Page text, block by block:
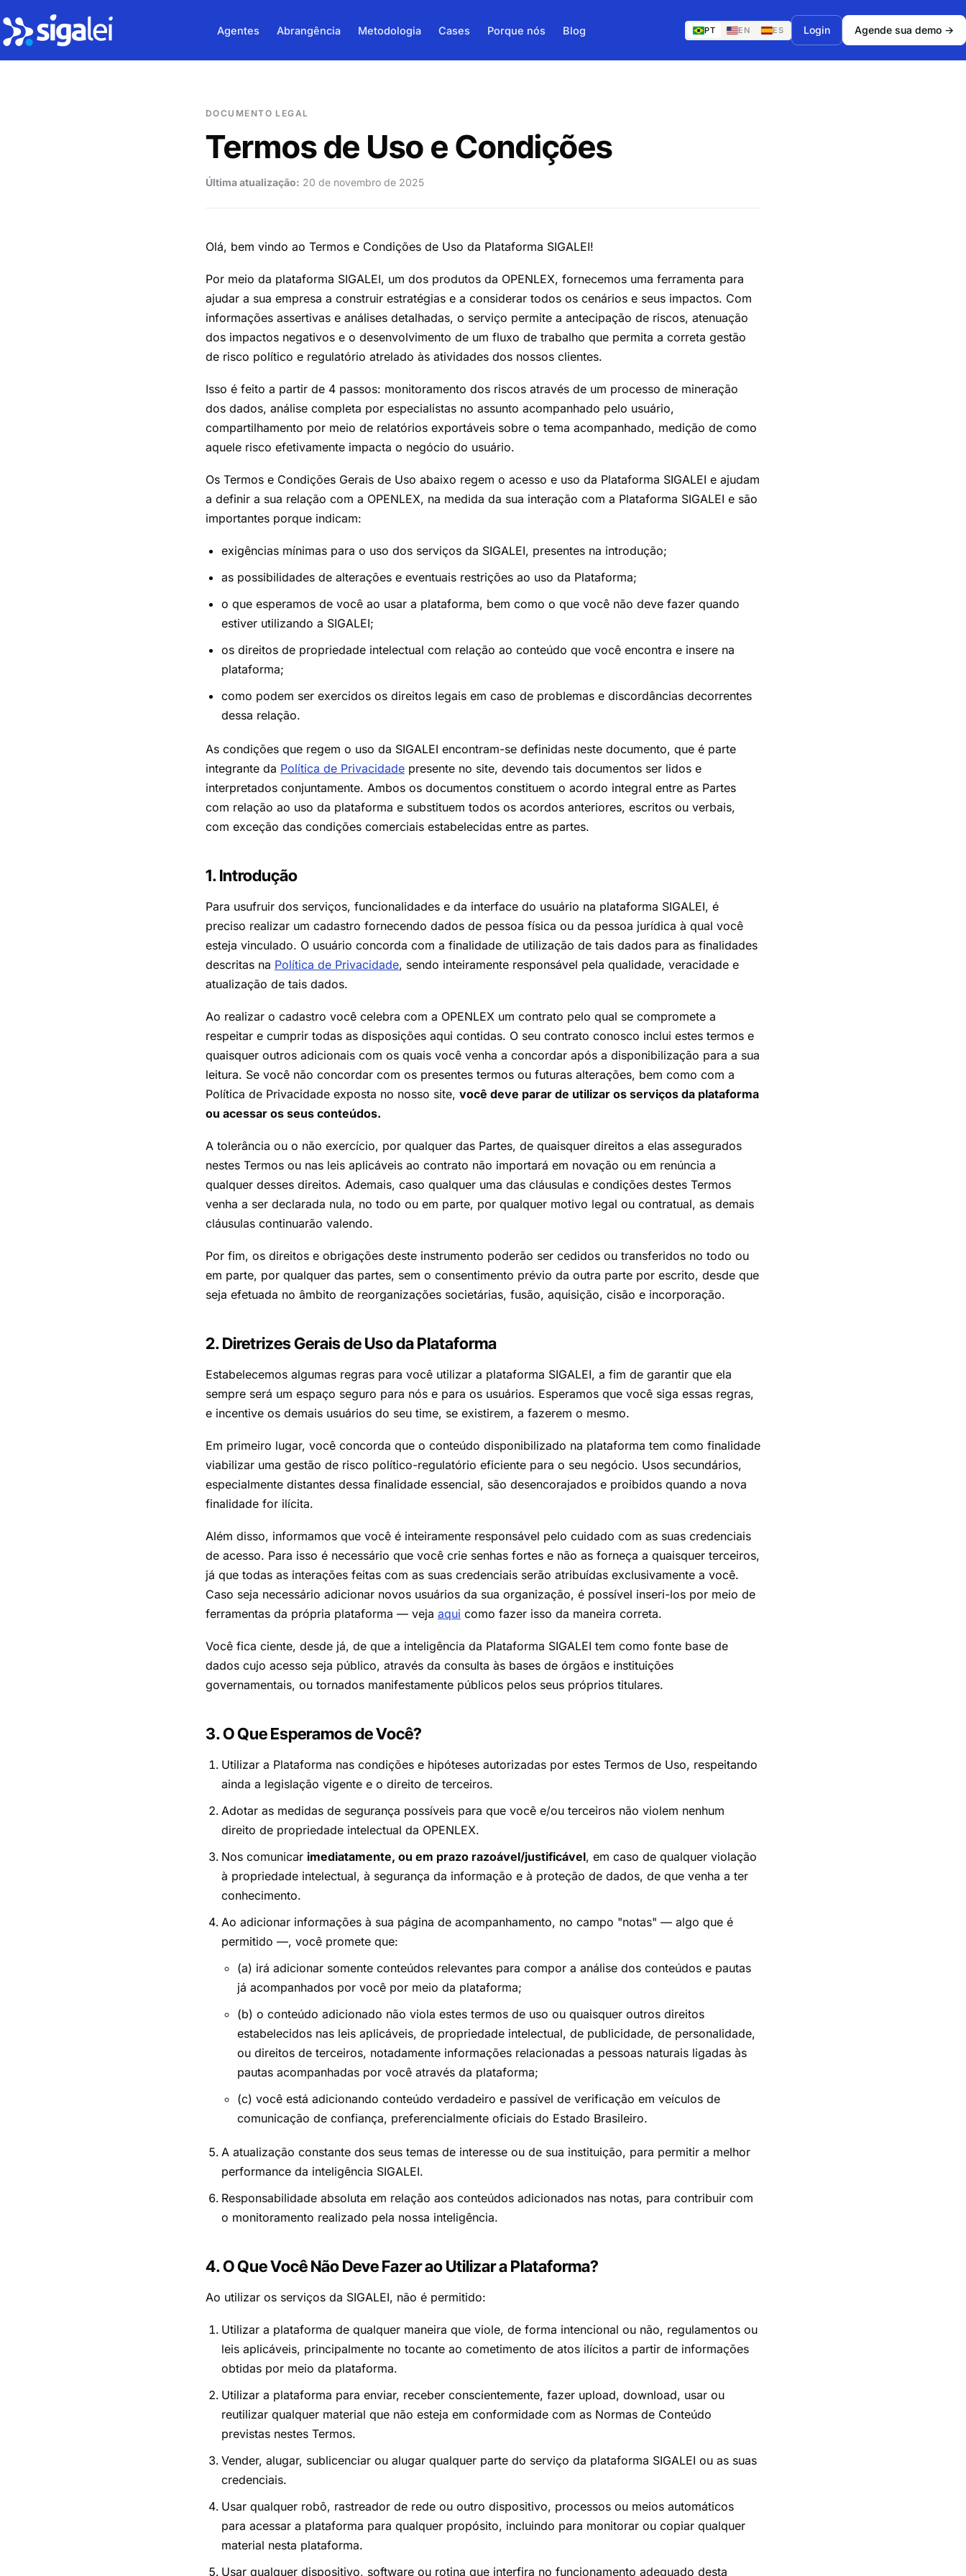
Agentes Abrangência Metodologia Cases Porque nós Blog PT EN ES Login Agende sua demo →
DOCUMENTO LEGAL
Termos de Uso e Condições
Última atualização: 20 de novembro de 2025
Olá, bem vindo ao Termos e Condições de Uso da Plataforma SIGALEI!
Por meio da plataforma SIGALEI, um dos produtos da OPENLEX, fornecemos uma ferramenta para
ajudar a sua empresa a construir estratégias e a considerar todos os cenários e seus impactos. Com
informações assertivas e análises detalhadas, o serviço permite a antecipação de riscos, atenuação
dos impactos negativos e o desenvolvimento de um fluxo de trabalho que permita a correta gestão
de risco político e regulatório atrelado às atividades dos nossos clientes.
Isso é feito a partir de 4 passos: monitoramento dos riscos através de um processo de mineração
dos dados, análise completa por especialistas no assunto acompanhado pelo usuário,
compartilhamento por meio de relatórios exportáveis sobre o tema acompanhado, medição de como
aquele risco efetivamente impacta o negócio do usuário.
Os Termos e Condições Gerais de Uso abaixo regem o acesso e uso da Plataforma SIGALEI e ajudam
a definir a sua relação com a OPENLEX, na medida da sua interação com a Plataforma SIGALEI e são
importantes porque indicam:
exigências mínimas para o uso dos serviços da SIGALEI, presentes na introdução;
as possibilidades de alterações e eventuais restrições ao uso da Plataforma;
o que esperamos de você ao usar a plataforma, bem como o que você não deve fazer quando
estiver utilizando a SIGALEI;
os direitos de propriedade intelectual com relação ao conteúdo que você encontra e insere na
plataforma;
como podem ser exercidos os direitos legais em caso de problemas e discordâncias decorrentes
dessa relação.
As condições que regem o uso da SIGALEI encontram-se definidas neste documento, que é parte
integrante da Política de Privacidade presente no site, devendo tais documentos ser lidos e
interpretados conjuntamente. Ambos os documentos constituem o acordo integral entre as Partes
com relação ao uso da plataforma e substituem todos os acordos anteriores, escritos ou verbais,
com exceção das condições comerciais estabelecidas entre as partes.
1. Introdução
Para usufruir dos serviços, funcionalidades e da interface do usuário na plataforma SIGALEI, é
preciso realizar um cadastro fornecendo dados de pessoa física ou da pessoa jurídica à qual você
esteja vinculado. O usuário concorda com a finalidade de utilização de tais dados para as finalidades
descritas na Política de Privacidade, sendo inteiramente responsável pela qualidade, veracidade e
atualização de tais dados.
Ao realizar o cadastro você celebra com a OPENLEX um contrato pelo qual se compromete a
respeitar e cumprir todas as disposições aqui contidas. O seu contrato conosco inclui estes termos e
quaisquer outros adicionais com os quais você venha a concordar após a disponibilização para a sua
leitura. Se você não concordar com os presentes termos ou futuras alterações, bem como com a
Política de Privacidade exposta no nosso site, você deve parar de utilizar os serviços da plataforma
ou acessar os seus conteúdos.
A tolerância ou o não exercício, por qualquer das Partes, de quaisquer direitos a elas assegurados
nestes Termos ou nas leis aplicáveis ao contrato não importará em novação ou em renúncia a
qualquer desses direitos. Ademais, caso qualquer uma das cláusulas e condições destes Termos
venha a ser declarada nula, no todo ou em parte, por qualquer motivo legal ou contratual, as demais
cláusulas continuarão valendo.
Por fim, os direitos e obrigações deste instrumento poderão ser cedidos ou transferidos no todo ou
em parte, por qualquer das partes, sem o consentimento prévio da outra parte por escrito, desde que
seja efetuada no âmbito de reorganizações societárias, fusão, aquisição, cisão e incorporação.
2. Diretrizes Gerais de Uso da Plataforma
Estabelecemos algumas regras para você utilizar a plataforma SIGALEI, a fim de garantir que ela
sempre será um espaço seguro para nós e para os usuários. Esperamos que você siga essas regras,
e incentive os demais usuários do seu time, se existirem, a fazerem o mesmo.
Em primeiro lugar, você concorda que o conteúdo disponibilizado na plataforma tem como finalidade
viabilizar uma gestão de risco político-regulatório eficiente para o seu negócio. Usos secundários,
especialmente distantes dessa finalidade essencial, são desencorajados e proibidos quando a nova
finalidade for ilícita.
Além disso, informamos que você é inteiramente responsável pelo cuidado com as suas credenciais
de acesso. Para isso é necessário que você crie senhas fortes e não as forneça a quaisquer terceiros,
já que todas as interações feitas com as suas credenciais serão atribuídas exclusivamente a você.
Caso seja necessário adicionar novos usuários da sua organização, é possível inseri-los por meio de
ferramentas da própria plataforma — veja aqui como fazer isso da maneira correta.
Você fica ciente, desde já, de que a inteligência da Plataforma SIGALEI tem como fonte base de
dados cujo acesso seja público, através da consulta às bases de órgãos e instituições
governamentais, ou tornados manifestamente públicos pelos seus próprios titulares.
3. O Que Esperamos de Você?
Utilizar a Plataforma nas condições e hipóteses autorizadas por estes Termos de Uso, respeitando
ainda a legislação vigente e o direito de terceiros.
Adotar as medidas de segurança possíveis para que você e/ou terceiros não violem nenhum
direito de propriedade intelectual da OPENLEX.
Nos comunicar imediatamente, ou em prazo razoável/justificável, em caso de qualquer violação
à propriedade intelectual, à segurança da informação e à proteção de dados, de que venha a ter
conhecimento.
Ao adicionar informações à sua página de acompanhamento, no campo "notas" — algo que é
permitido —, você promete que:
(a) irá adicionar somente conteúdos relevantes para compor a análise dos conteúdos e pautas
já acompanhados por você por meio da plataforma;
(b) o conteúdo adicionado não viola estes termos de uso ou quaisquer outros direitos
estabelecidos nas leis aplicáveis, de propriedade intelectual, de publicidade, de personalidade,
ou direitos de terceiros, notadamente informações relacionadas a pessoas naturais ligadas às
pautas acompanhadas por você através da plataforma;
(c) você está adicionando conteúdo verdadeiro e passível de verificação em veículos de
comunicação de confiança, preferencialmente oficiais do Estado Brasileiro.
A atualização constante dos seus temas de interesse ou de sua instituição, para permitir a melhor
performance da inteligência SIGALEI.
Responsabilidade absoluta em relação aos conteúdos adicionados nas notas, para contribuir com
o monitoramento realizado pela nossa inteligência.
4. O Que Você Não Deve Fazer ao Utilizar a Plataforma?
Ao utilizar os serviços da SIGALEI, não é permitido:
Utilizar a plataforma de qualquer maneira que viole, de forma intencional ou não, regulamentos ou
leis aplicáveis, principalmente no tocante ao cometimento de atos ilícitos a partir de informações
obtidas por meio da plataforma.
Utilizar a plataforma para enviar, receber conscientemente, fazer upload, download, usar ou
reutilizar qualquer material que não esteja em conformidade com as Normas de Conteúdo
previstas nestes Termos.
Vender, alugar, sublicenciar ou alugar qualquer parte do serviço da plataforma SIGALEI ou as suas
credenciais.
Usar qualquer robô, rastreador de rede ou outro dispositivo, processos ou meios automáticos
para acessar a plataforma para qualquer propósito, incluindo para monitorar ou copiar qualquer
material nesta plataforma.
Usar qualquer dispositivo, software ou rotina que interfira no funcionamento adequado desta